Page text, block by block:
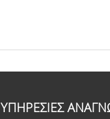
ΥΠΗΡΕΣΙΕΣ